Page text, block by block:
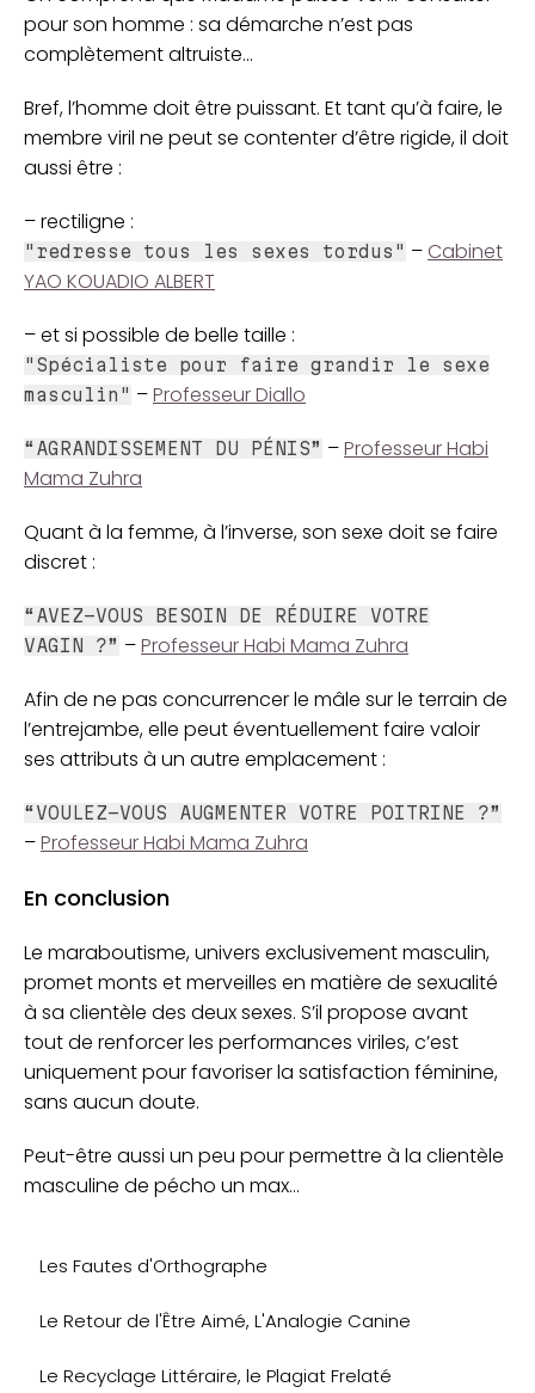
pour son homme : sa démarche n’est pas
complètement altruiste...
Bref, l’homme doit être puissant. Et tant qu’à faire, le
membre viril ne peut se contenter d’être rigide, il doit
aussi être :
– rectiligne :
"redresse tous les sexes tordus" – Cabinet
YAO KOUADIO ALBERT
– et si possible de belle taille :
"Spécialiste pour faire grandir le sexe
masculin" –Professeur Diallo
“AGRANDISSEMENT DU PÉNIS” –Professeur Habi
Mama Zuhra
Quant à la femme, à l’inverse, son sexe doit se faire
discret :
“AVEZ-VOUS BESOIN DE RÉDUIRE VOTRE
VAGIN ?” –Professeur Habi Mama Zuhra
Afin de ne pas concurrencer le mâle sur le terrain de
l’entrejambe, elle peut éventuellement faire valoir
ses attributs à un autre emplacement :
“VOULEZ-VOUS AUGMENTER VOTRE POITRINE ?”
–Professeur Habi Mama Zuhra
En conclusion
Le maraboutisme, univers exclusivement masculin,
promet monts et merveilles en matière de sexualité
à sa clientèle des deux sexes. S’il propose avant
tout de renforcer les performances viriles, c’est
uniquement pour favoriser la satisfaction féminine,
sans aucun doute.
Peut-être aussi un peu pour permettre à la clientèle
masculine de pécho un max...
Les Fautes d'Orthographe
Le Retour de l'Être Aimé, L'Analogie Canine
Le Recyclage Littéraire, le Plagiat Frelaté